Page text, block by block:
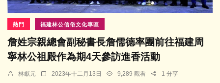
熱門 福建林公信俗文化專區
詹姓宗親總會副秘書長詹儒德率團前往福建周
寧林公祖殿作為期4天參訪進香活動
林獻元 2023年十二月13日 9,289 觀看 1 分享